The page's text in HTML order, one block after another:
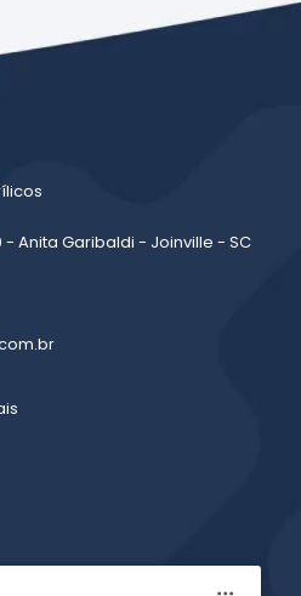
- Anita Garibaldi - Joinville - SC